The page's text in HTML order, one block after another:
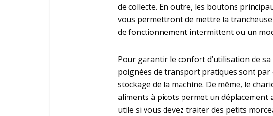
de collecte. En outre, les boutons
vous permettront de mettre la trancheuse
de fonctionnement intermittent ou un
Pour garantir le confort d’utilisation de sa
poignées de transport pratiques sont par
stockage de la machine. De même, le
aliments à picots permet un
utile si vous devez traiter des petits